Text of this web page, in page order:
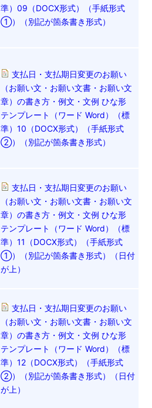
準）09（DOCX形式）（手紙形式
①）（別記が箇条書き形式）
支払日・支払期日変更のお願い
（お願い文・お願い文書・お願い文
章）の書き方・例文・文例 ひな形
テンプレート（ワード Word）（標
準）10（DOCX形式）（手紙形式
②）（別記が箇条書き形式）
支払日・支払期日変更のお願い
（お願い文・お願い文書・お願い文
章）の書き方・例文・文例 ひな形
テンプレート（ワード Word）（標
準）11（DOCX形式）（手紙形式
①）（別記が箇条書き形式）（日付
が上）
支払日・支払期日変更のお願い
（お願い文・お願い文書・お願い文
章）の書き方・例文・文例 ひな形
テンプレート（ワード Word）（標
準）12（DOCX形式）（手紙形式
②）（別記が箇条書き形式）（日付
が上）